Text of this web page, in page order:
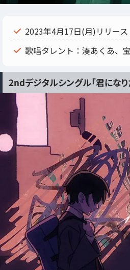
2023年4月17日(月)リリース
歌唱タレント：湊あくあ、
2ndデジタルシングル「君になり